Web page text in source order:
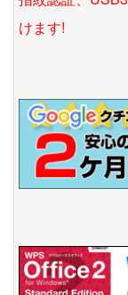
けます!